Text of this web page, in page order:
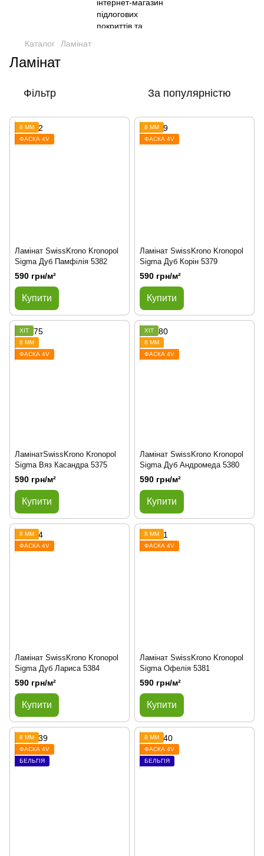
Каталог Ламінат
Ламінат
Фільтр За популярністю
8 ММ
ФАСКА 4V
Ламінат SwissKrono Kronopol
Sigma Дуб Памфілія 5382
590 грн/м²
Купити
8 ММ
ФАСКА 4V
Ламінат SwissKrono Kronopol
Sigma Дуб Корін 5379
590 грн/м²
Купити
ХІТ
8 ММ
ФАСКА 4V
ЛамінатSwissKrono Kronopol
Sigma Вяз Касандра 5375
590 грн/м²
Купити
ХІТ
8 ММ
ФАСКА 4V
Ламінат SwissKrono Kronopol
Sigma Дуб Андромеда 5380
590 грн/м²
Купити
8 ММ
ФАСКА 4V
Ламінат SwissKrono Kronopol
Sigma Дуб Лариса 5384
590 грн/м²
Купити
8 ММ
ФАСКА 4V
Ламінат SwissKrono Kronopol
Sigma Офелія 5381
590 грн/м²
Купити
8 ММ
ФАСКА 4V
БЕЛЬГІЯ
8 ММ
ФАСКА 4V
БЕЛЬГІЯ